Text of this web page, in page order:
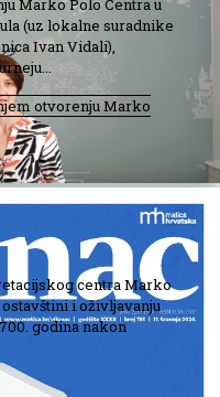
Marko Polo Centra u
(uz lokalne suradnike
Ivan Vidali),
otvorenju Marko
centra Marko
i oživljavanju
godina nakon